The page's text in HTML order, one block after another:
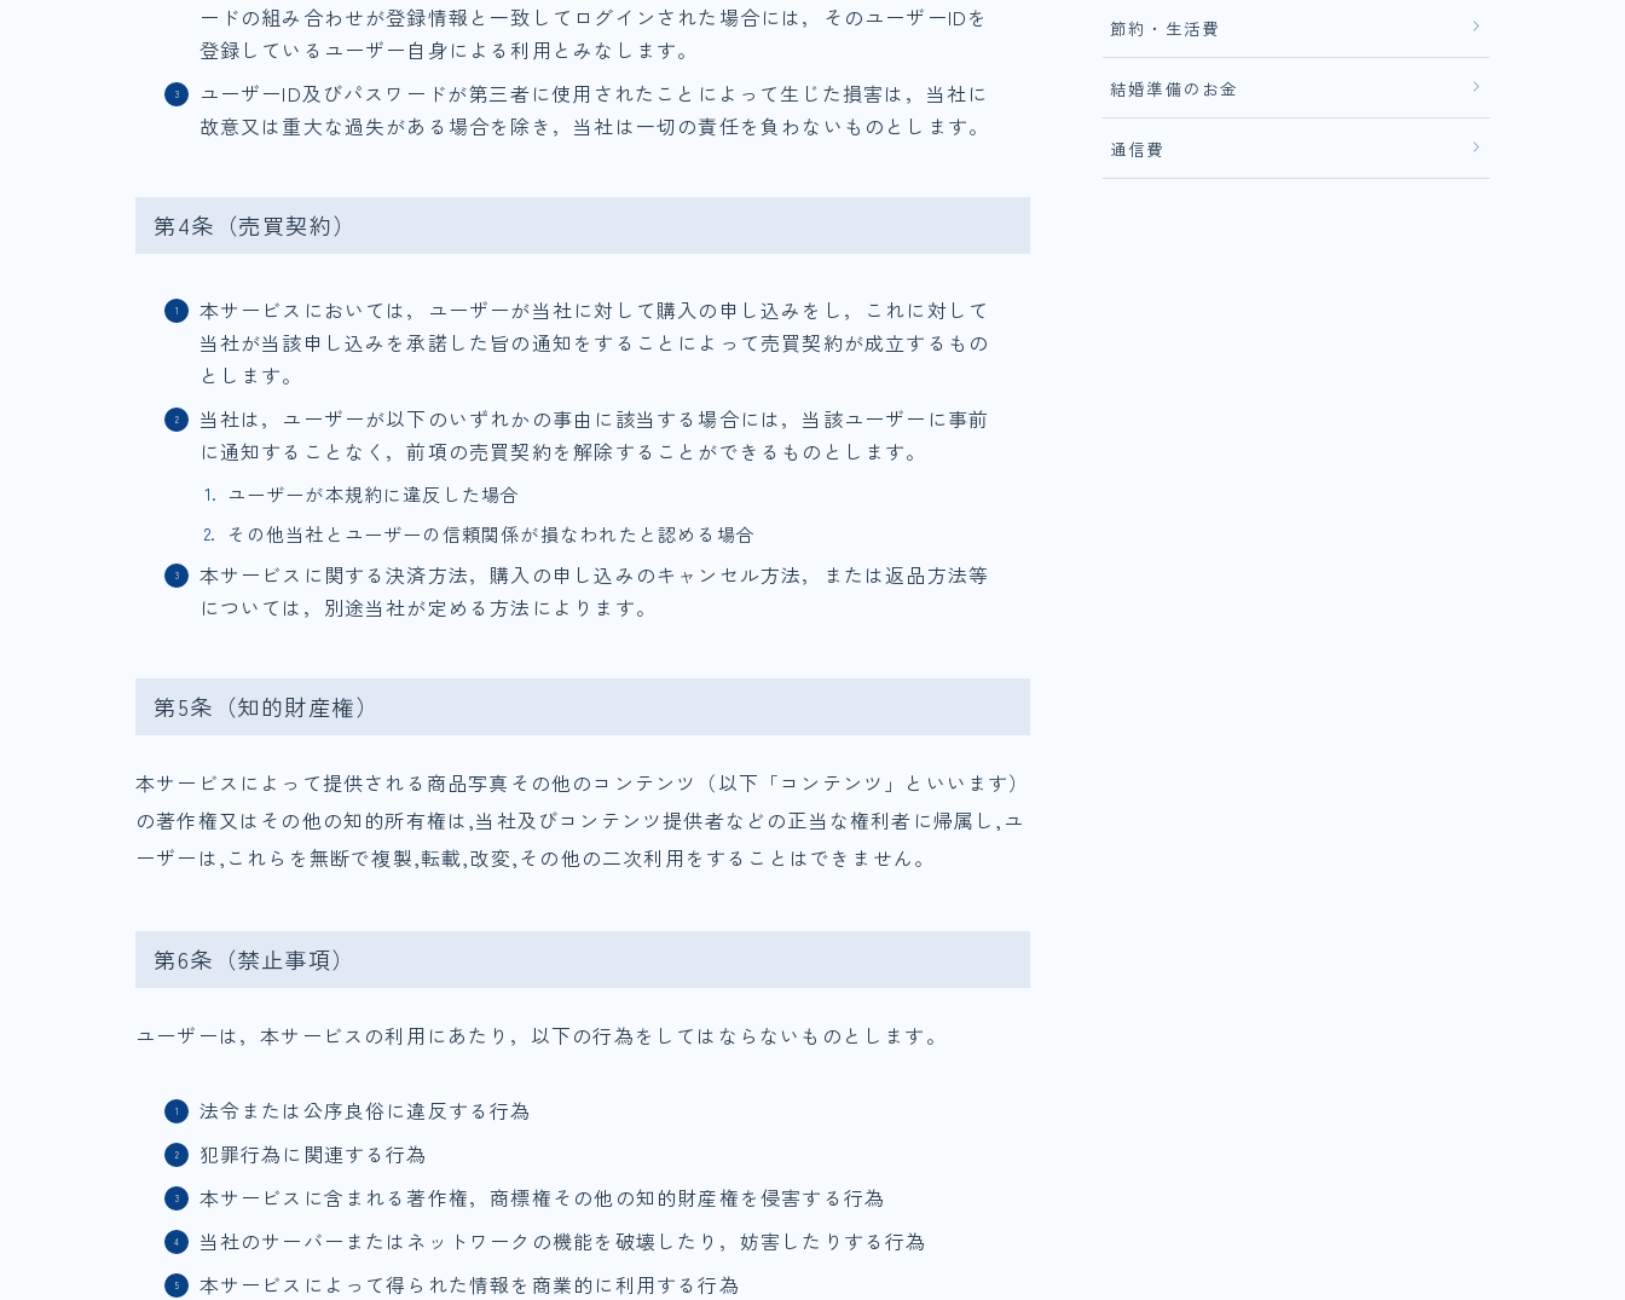
ードの組み合わせが登録情報と一致してログインされた場合には，そのユーザーIDを
登録しているユーザー自身による利用とみなします。
ユーザーID及びパスワードが第三者に使用されたことによって生じた損害は，当社に
故意又は重大な過失がある場合を除き，当社は一切の責任を負わないものとします。
第4条（売買契約）
本サービスにおいては，ユーザーが当社に対して購入の申し込みをし，これに対して
当社が当該申し込みを承諾した旨の通知をすることによって売買契約が成立するもの
とします。
当社は，ユーザーが以下のいずれかの事由に該当する場合には，当該ユーザーに事前
に通知することなく，前項の売買契約を解除することができるものとします。
ユーザーが本規約に違反した場合
その他当社とユーザーの信頼関係が損なわれたと認める場合
本サービスに関する決済方法，購入の申し込みのキャンセル方法，または返品方法等
については，別途当社が定める方法によります。
第5条（知的財産権）
本サービスによって提供される商品写真その他のコンテンツ（以下「コンテンツ」といいます）
の著作権又はその他の知的所有権は,当社及びコンテンツ提供者などの正当な権利者に帰属し,ユ
ーザーは,これらを無断で複製,転載,改変,その他の二次利用をすることはできません。
第6条（禁止事項）
ユーザーは，本サービスの利用にあたり，以下の行為をしてはならないものとします。
法令または公序良俗に違反する行為
犯罪行為に関連する行為
本サービスに含まれる著作権，商標権その他の知的財産権を侵害する行為
当社のサーバーまたはネットワークの機能を破壊したり，妨害したりする行為
本サービスによって得られた情報を商業的に利用する行為
節約・生活費
結婚準備のお金
通信費